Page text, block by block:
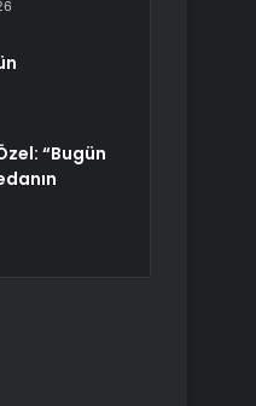
“Bugün